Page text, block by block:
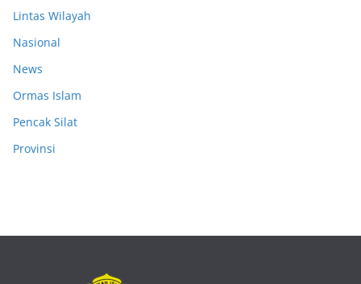
Lintas Wilayah
Nasional
News
Ormas Islam
Pencak Silat
Provinsi